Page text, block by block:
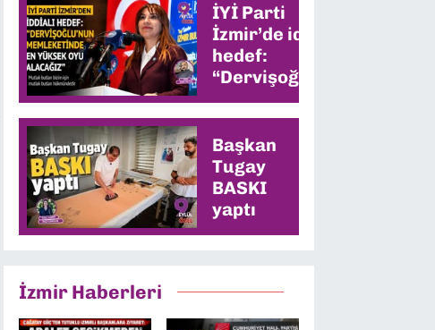
İYİ Parti
İzmir’de iddialı
hedef:
“Dervişoğlu’nun
memleketinde
en yüksek oyu
alacağız”
Başkan
Tugay
BASKI
yaptı
İzmir Haberleri